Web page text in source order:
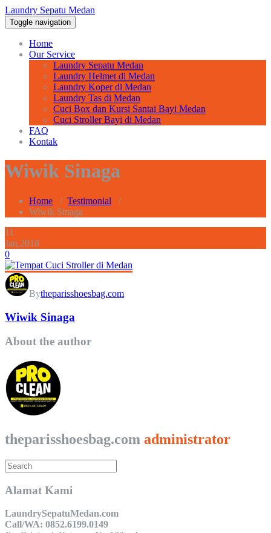
Laundry Sepatu Medan
Toggle navigation
Home
Our Service
Laundry Sepatu Medan
Laundry Helmet di Medan
Laundry Koper di Medan
Laundry Tas di Medan
Cuci Box dan Kursi Santai Bayi Medan
Cuci Stroller Bayi di Medan
FAQ
Kontak
Wiwik Sinaga
Home / Testimonial /
Wiwik Sinaga
11
Jan,2018
0
Bytheparisshoesbag.com
Wiwik Sinaga
About the author
theparisshoesbag.com administrator
Alamat Kami
LaundrySepatuMedan.com
Call/WA: 0852.6199.0149